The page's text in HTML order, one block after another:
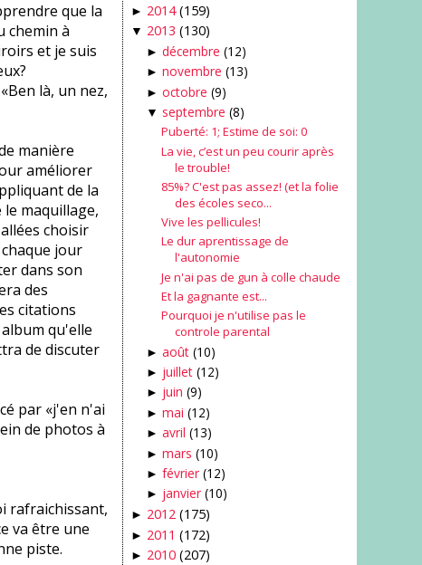
que la
chemin à
et je suis
là, un nez,
manière
améliorer
de la
maquillage,
choisir
jour
dans son
des
citations
qu'elle
de discuter
par «j'en n'ai
de photos à
rafraichissant,
va être une
piste.
► 2014 (159)
▼ 2013 (130)
► décembre (12)
► novembre (13)
► octobre (9)
▼ septembre (8)
Puberté: 1; Estime de soi: 0
La vie, c’est un peu courir après
le trouble!
85%? C'est pas assez! (et la folie
des écoles seco...
Vive les pellicules!
Le dur aprentissage de
l'autonomie
Je n'ai pas de gun à colle chaude
Et la gagnante est...
Pourquoi je n'utilise pas le
controle parental
► août (10)
► juillet (12)
► juin (9)
► mai (12)
► avril (13)
► mars (10)
► février (12)
► janvier (10)
► 2012 (175)
► 2011 (172)
► 2010 (207)